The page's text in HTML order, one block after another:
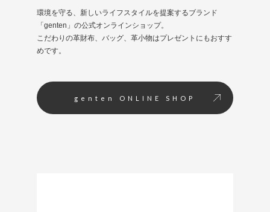
環境を守る、新しいライフスタイルを提案するブランド
「genten」の公式オンラインショップ。
こだわりの革財布、バッグ、革小物はプレゼントにもおすす
めです。
genten ONLINE SHOP